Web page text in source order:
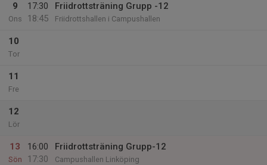
9
Ons
17:30
18:45
Friidrottsträning Grupp -12
Friidrottshallen i Campushallen
10
Tor
11
Fre
12
Lör
13
Sön
16:00
17:30
Friidrottsträning Grupp-12
Campushallen Linköping